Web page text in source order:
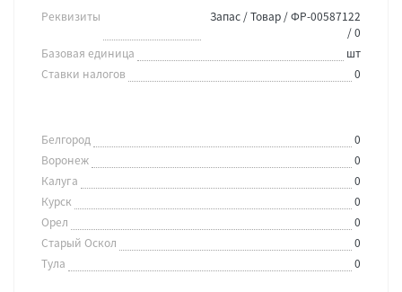
Реквизиты
Запас / Товар / ФР-00587122
/ 0
Базовая единица
шт
Ставки налогов
0
Белгород
0
Воронеж
0
Калуга
0
Курск
0
Орел
0
Старый Оскол
0
Тула
0